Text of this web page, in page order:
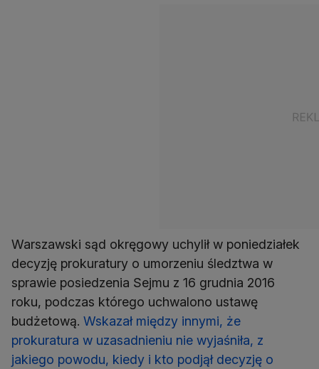
Warszawski sąd okręgowy uchylił w poniedziałek
decyzję prokuratury o umorzeniu śledztwa w
sprawie posiedzenia Sejmu z 16 grudnia 2016
roku, podczas którego uchwalono ustawę
budżetową. Wskazał między innymi, że
prokuratura w uzasadnieniu nie wyjaśniła, z
jakiego powodu, kiedy i kto podjął decyzję o